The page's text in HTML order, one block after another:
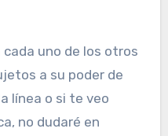
uno de los otros
a su poder de
línea o si te veo
no dudaré en